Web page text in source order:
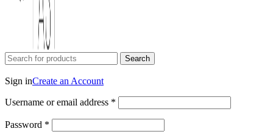
Search
Sign inCreate an Account
Username or email address *
Password *